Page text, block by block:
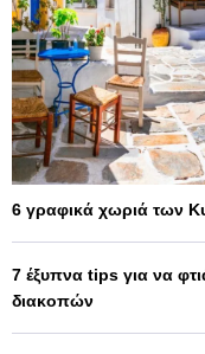
6 γραφικά χωριά των
7 έξυπνα tips για να
διακοπών